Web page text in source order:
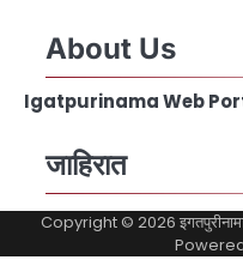
About Us
Igatpurinama Web
जाहिरात
Copyright © 2026